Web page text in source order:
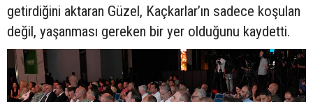
getirdiğini aktaran Güzel, Kaçkarlar’ın sadece koşulan
değil, yaşanması gereken bir yer olduğunu kaydetti.